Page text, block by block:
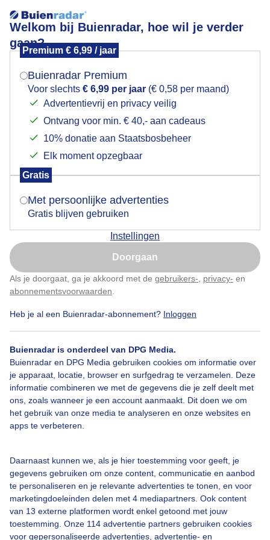
Welkom bij Buienradar, hoe wil je verder
gaan?
Premium € 6,99 / jaar
Buienradar Premium
Voor slechts € 6,99 per jaar (€ 0,58 per maand)
Advertentievrij en privacy veilig
Ontvang voor min. € 40,- aan cadeaus
10% donatie aan Staatsbosbeheer
Elk moment opzegbaar
Gratis
Met persoonlijke advertenties
Gratis blijven gebruiken
Instellingen
Doorgaan
Als je doorgaat, ga je akkoord met de gebruikers- privacy- en
abonnementsvoorwaarden
Heb je al een Buienradar-abonnement? Inloggen
Buienradar is onderdeel van DPG Media.
Buienradar en DPG Media gebruiken cookies om informatie over
je apparaat, locatie, browser en surfgedrag te verzamelen. Deze
informatie combineren we met de gegevens die je zelf deelt met
ons, zoals wanneer je een account aanmaakt. Dit doen we om
het gebruik van onze media te analyseren en onze websites en
apps te verbeteren.
Daarnaast kunnen we, als je hier toestemming voor geeft, je
gegevens gebruiken om onze content, communicatie en aanbod
te personaliseren en je relevante advertenties te tonen, en voor
marketingdoeleinden delen met 4 mediapartners. Ook content
van 13 externe platformen wordt enkel getoond met jouw
toestemming. Onze 114 advertentie partners gebruiken cookies
voor gepersonaliseerde advertenties, advertentie- en
wandelen
Een moment geduld aub...
Populaire categorieën
Lente
Zomer
Over Buienradar
Bedrijfsgegevens
Veelgestelde vragen
Contact
Toegankelijkheid
Buienradar Team
Privacy beleid
Cookie beleid
Privacy instellingen
Mogen we je locatie gebruiken voor het
Indien je hier nog geen akkoord op hebt gegeven,
verschijnt er zo een pop-up uit je browser waarin
Is goed, toon de popup
Nu niet, misschien later
Klik hierom dit aan te passen